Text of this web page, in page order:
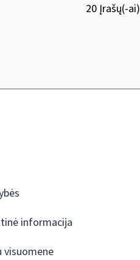
20 Įrašų(-ai)
informacija
visuomene